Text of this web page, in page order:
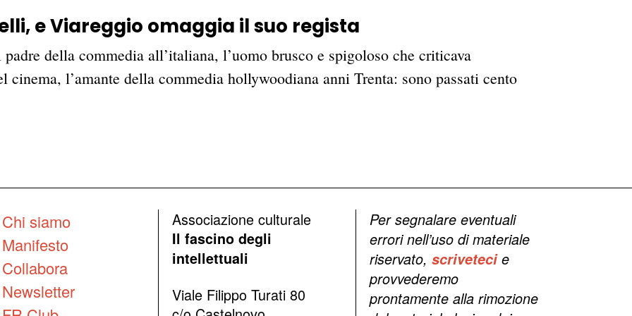
e Viareggio omaggia il suo regista
della commedia all’italiana, l’uomo brusco e spigoloso che criticava
cinema, l’amante della commedia hollywoodiana anni Trenta: sono passati cento
Chi siamo
Manifesto
Collabora
Newsletter
Associazione culturale
Il fascino degli
intellettuali
Viale Filippo Turati 80
Per segnalare eventuali
errori nell’uso di materiale
riservato, scriveteci e
provvederemo
prontamente alla rimozione